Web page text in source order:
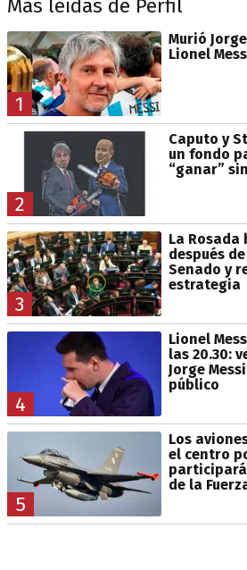
Más leídas de Perfil
1
Murió
Lionel
2
Caputo y
un fondo
“ganar”
3
La Rosada
después
Senado y
estrategia
4
Lionel
las 20.30:
Jorge
público
5
Los
el centro
de la